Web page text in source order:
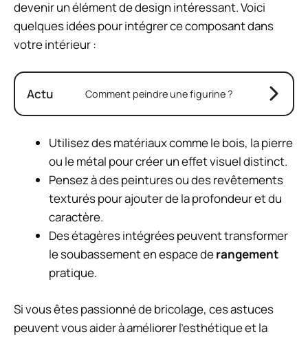
devenir un élément de design intéressant. Voici
quelques idées pour intégrer ce composant dans
votre intérieur :
Actu Comment peindre une figurine ?
Utilisez des matériaux comme le bois, la pierre
ou le métal pour créer un effet visuel distinct.
Pensez à des peintures ou des revêtements
texturés pour ajouter de la profondeur et du
caractère.
Des étagères intégrées peuvent transformer
le soubassement en espace derangement
pratique.
Si vous êtes passionné de bricolage, ces astuces
peuvent vous aider à améliorer l’esthétique et la